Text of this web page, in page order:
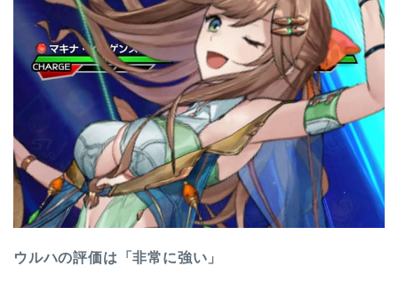
ウルハの評価は「非常に強い」